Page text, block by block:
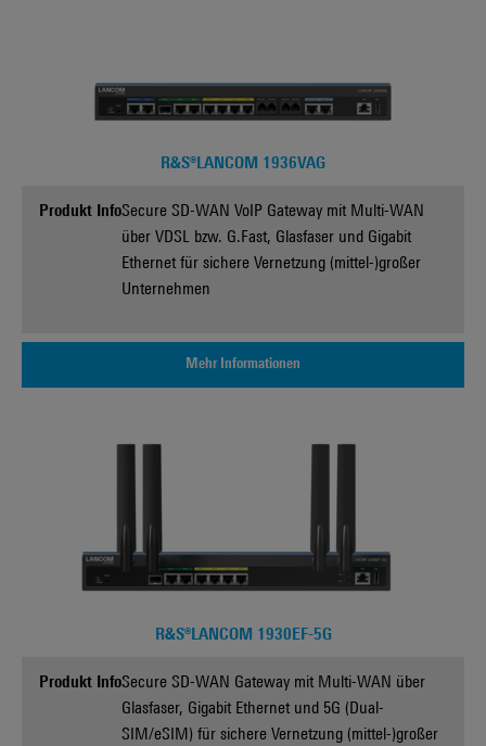
R&S®LANCOM 1936VAG
Produkt InfoSecure SD-WAN VoIP Gateway mit Multi-WAN
über VDSL bzw. G.Fast, Glasfaser und Gigabit
Ethernet für sichere Vernetzung (mittel-)großer
Unternehmen
Mehr Informationen
R&S®LANCOM 1930EF-5G
Produkt InfoSecure SD-WAN Gateway mit Multi-WAN über
Glasfaser, Gigabit Ethernet und 5G (Dual-
SIM/eSIM) für sichere Vernetzung (mittel-)großer